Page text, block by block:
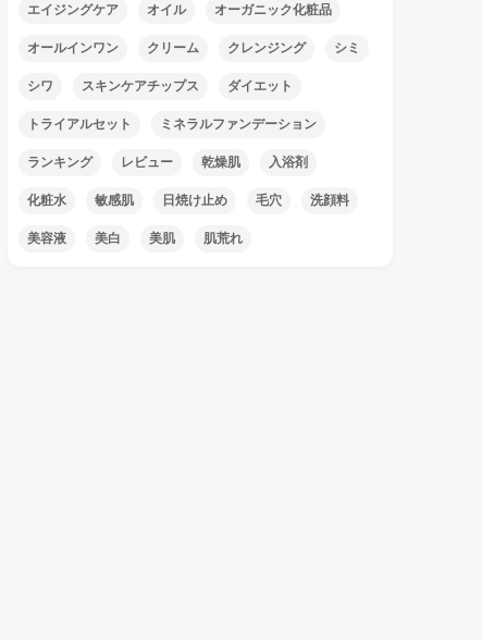
エイジングケア オイル オーガニック化粧品
オールインワン クリーム クレンジング シミ
シワ スキンケアチップス ダイエット
トライアルセット ミネラルファンデーション
ランキング レビュー 乾燥肌 入浴剤
化粧水 敏感肌 日焼け止め 毛穴 洗顔料
美容液 美白 美肌 肌荒れ